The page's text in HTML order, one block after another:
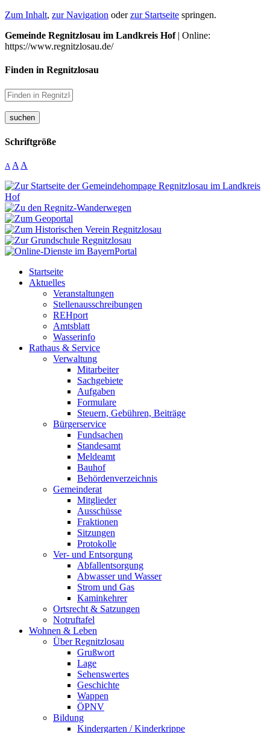
Zum Inhalt, zur Navigation oderzur Startseite springen.
Gemeinde Regnitzlosau im Landkreis Hof| Online:
https://www.regnitzlosau.de/
Finden in Regnitzlosau
suchen
Schriftgröße
A A A
Startseite
Aktuelles
Veranstaltungen
Stellenausschreibungen
REHport
Amtsblatt
Wasserinfo
Rathaus & Service
Verwaltung
Mitarbeiter
Sachgebiete
Aufgaben
Formulare
Steuern, Gebühren, Beiträge
Bürgerservice
Fundsachen
Standesamt
Meldeamt
Bauhof
Behördenverzeichnis
Gemeinderat
Mitglieder
Ausschüsse
Fraktionen
Sitzungen
Protokolle
Ver- und Entsorgung
Abfallentsorgung
Abwasser und Wasser
Strom und Gas
Kaminkehrer
Ortsrecht & Satzungen
Notruftafel
Wohnen & Leben
Über Regnitzlosau
Grußwort
Lage
Sehenswertes
Geschichte
Wappen
ÖPNV
Bildung
Kindergarten / Kinderkrippe